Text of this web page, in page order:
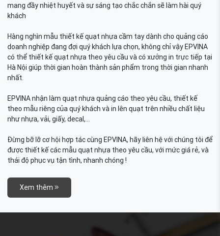
mang đầy nhiệt huyết và sự sáng tạo chắc chắn sẽ làm hài quý
khách
Hàng nghìn mẫu thiết kế quạt nhựa cầm tay dành cho quảng cáo
doanh nghiệp đang đợi quý khách lựa chọn, không chỉ vậy EPVINA
có thể thiết kế quạt nhựa theo yêu cầu và có xưởng in trực tiếp tại
Hà Nội giúp thời gian hoàn thành sản phẩm trong thời gian nhanh
nhất.
EPVINA nhận làm quạt nhựa quảng cáo theo yêu cầu, thiết kế
theo mẫu riêng của quý khách và in lên quạt trên nhiều chất liệu
như nhựa, vải, giấy, decal,...
Đừng bỡ lỡ cơ hội hợp tác cùng EPVINA, hãy liên hệ với chúng tôi để
được thiết kế các mẫu quạt nhựa theo yêu cầu, với mức giá rẻ, và
thái độ phục vụ tận tình, nhanh chóng !
Xem thêm